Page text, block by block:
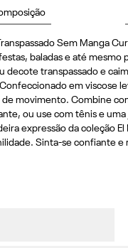
Sem Manga
baladas e até mesmo
decote transpassado e
em viscose
movimento. Combine
ou use com tênis e
expressão da coleção El
Sinta-se confiante e